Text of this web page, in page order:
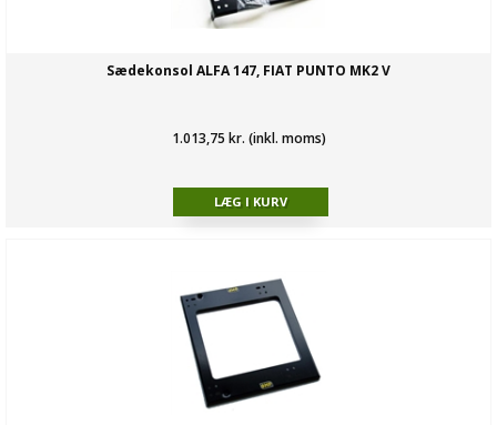
Sædekonsol ALFA 147, FIAT PUNTO MK2 V
1.013,75 kr. (inkl. moms)